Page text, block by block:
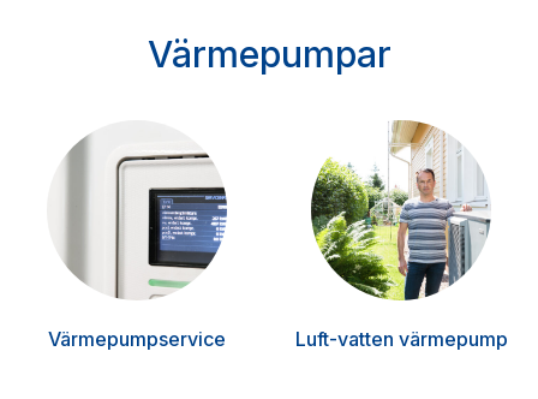
Värmepumpar
Värmepumpservice Luft-vatten värmepump